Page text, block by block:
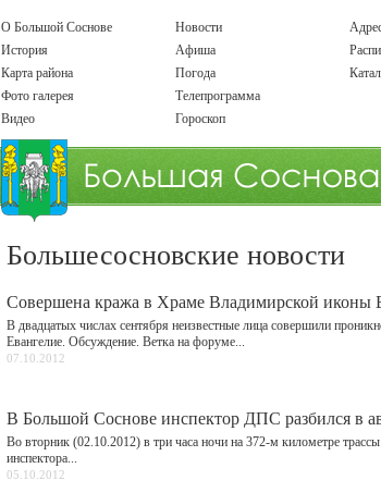
О Большой Соснове
История
Карта района
Фото галерея
Видео
Новости
Афиша
Погода
Телепрограмма
Гороскоп
Большесосновские новости
Совершена кража в Храме Владимирской иконы
В двадцатых числах сентября неизвестные лица совершили
Евангелие. Обсуждение. Ветка на форуме...
07.10.2012
В Большой Соснове инспектор ДПС разбился в
Во вторник (02.10.2012) в три часа ночи на 372-м километре
инспектора...
05.10.2012